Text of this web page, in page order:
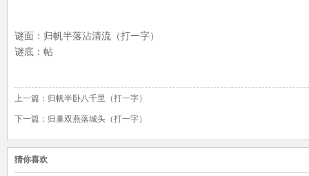
谜面：归帆半落沾清流（打一字）
谜底：帖
上一篇： 归帆半卧八千里（打一字）
下一篇： 归巢双燕落城头（打一字）
猜你喜欢